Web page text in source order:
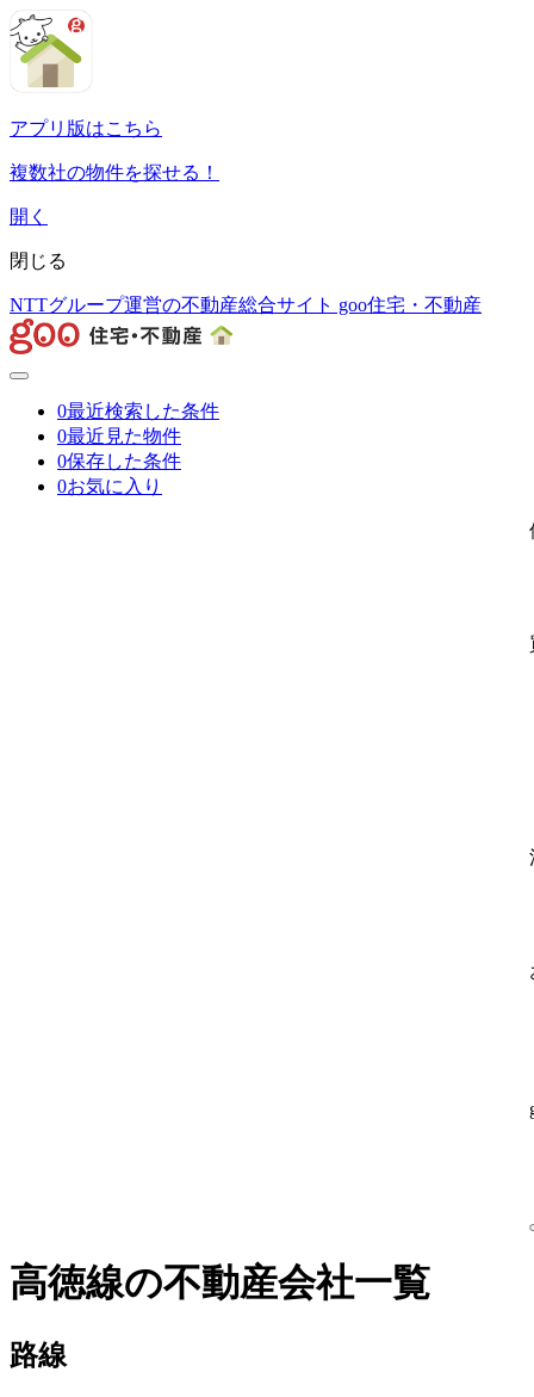
アプリ版はこちら
複数社の物件を探せる！
開く
閉じる
NTTグループ運営の不動産総合サイト goo住宅・不動産
0最近検索した条件
0最近見た物件
0保存した条件
0お気に入り
高徳線の不動産会社一覧
路線